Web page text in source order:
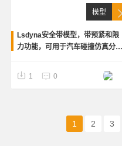
模型
Lsdyna安全带模型，带预紧和限
力功能，可用于汽车碰撞仿真分
包括预紧器和限力器，适合CAE分
析人员学习参考，可以直接导入分
1 0
1 2 3